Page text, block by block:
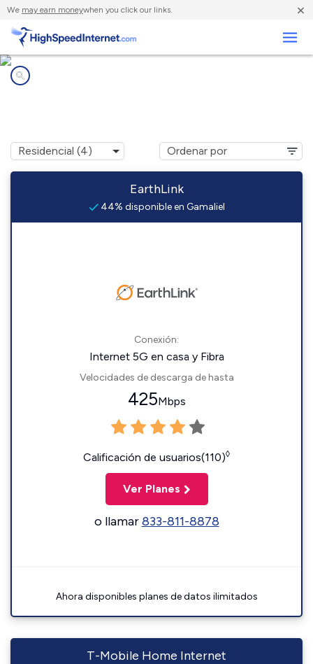
We may earn moneywhen you click our links. ×
EarthLink
44% disponible en Gamaliel
Conexión:
Internet 5G en casa y Fibra
Velocidades de descarga de hasta
425Mbps
Calificación de usuarios(110)◊
Ver Planes
o llamar833-811-8878
Ahora disponibles planes de datos ilimitados
T-Mobile Home Internet